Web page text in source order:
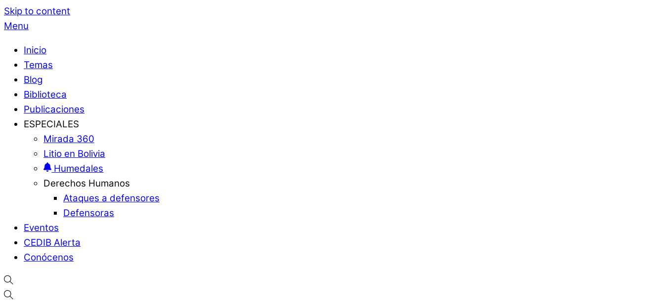
Skip to content
Menu
Inicio
Temas
Blog
Biblioteca
Publicaciones
ESPECIALES
Mirada 360
Litio en Bolivia
Humedales
Derechos Humanos
Ataques a defensores
Defensoras
Eventos
CEDIB Alerta
Conócenos